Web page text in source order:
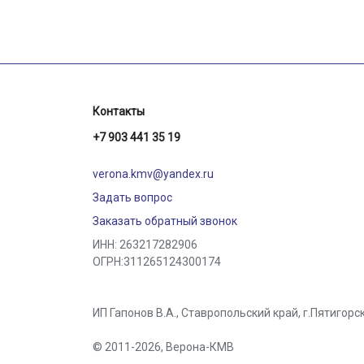
Контакты
+7 903 441 35 19
verona.kmv@yandex.ru
Задать вопрос
Заказать обратный звонок
ИНН: 263217282906
ОГРН:311265124300174
ИП Гапонов В.А., Ставропольский край,
© 2011-2026, Верона-КМВ